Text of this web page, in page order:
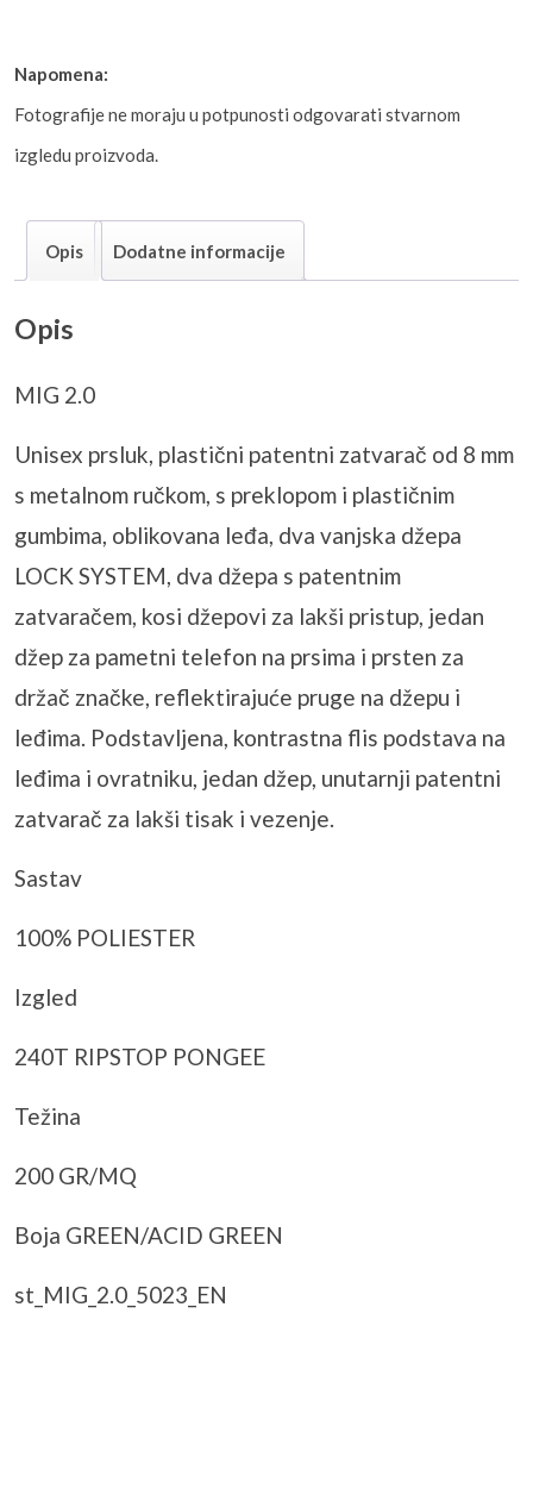
Napomena:
Fotografije ne moraju u potpunosti odgovarati stvarnom
izgledu proizvoda.
Opis Dodatne informacije
Opis
MIG 2.0
Unisex prsluk, plastični patentni zatvarač od 8 mm
s metalnom ručkom, s preklopom i plastičnim
gumbima, oblikovana leđa, dva vanjska džepa
LOCK SYSTEM, dva džepa s patentnim
zatvaračem, kosi džepovi za lakši pristup, jedan
džep za pametni telefon na prsima i prsten za
držač značke, reflektirajuće pruge na džepu i
leđima. Podstavljena, kontrastna flis podstava na
leđima i ovratniku, jedan džep, unutarnji patentni
zatvarač za lakši tisak i vezenje.
Sastav
100% POLIESTER
Izgled
240T RIPSTOP PONGEE
Težina
200 GR/MQ
Boja GREEN/ACID GREEN
st_MIG_2.0_5023_EN